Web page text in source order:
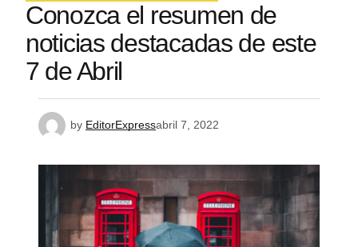
Conozca el resumen de
noticias destacadas de este
7 de Abril
by EditorExpressabril 7, 2022